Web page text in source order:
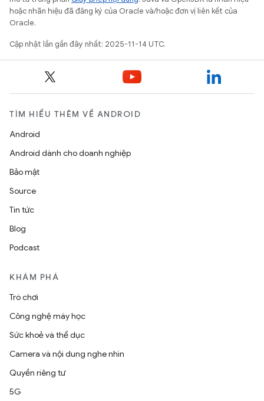
hoặc nhãn hiệu đã đăng ký của Oracle và/hoặc đơn vị liên kết của
Oracle.
Cập nhật lần gần đây nhất: 2025-11-14 UTC.
TÌM HIỂU THÊM VỀ ANDROID
Android
Android dành cho doanh nghiệp
Bảo mật
Source
Tin tức
Blog
Podcast
KHÁM PHÁ
Trò chơi
Công nghệ máy học
Sức khoẻ và thể dục
Camera và nội dung nghe nhìn
Quyền riêng tư
5G